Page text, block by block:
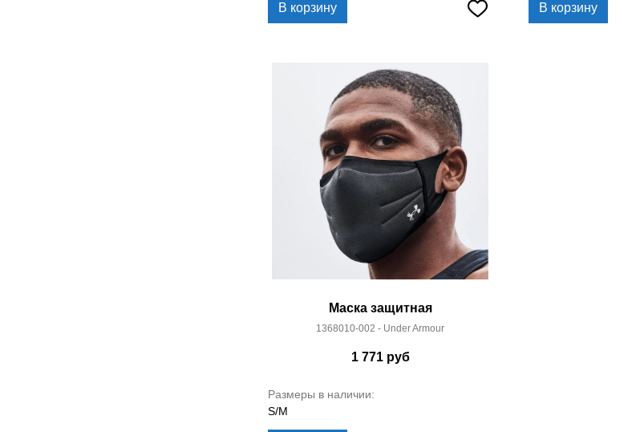
В корзину В корзину
Маска защитная
1368010-002 - Under Armour
1 771руб
Размеры в наличии:
S/M